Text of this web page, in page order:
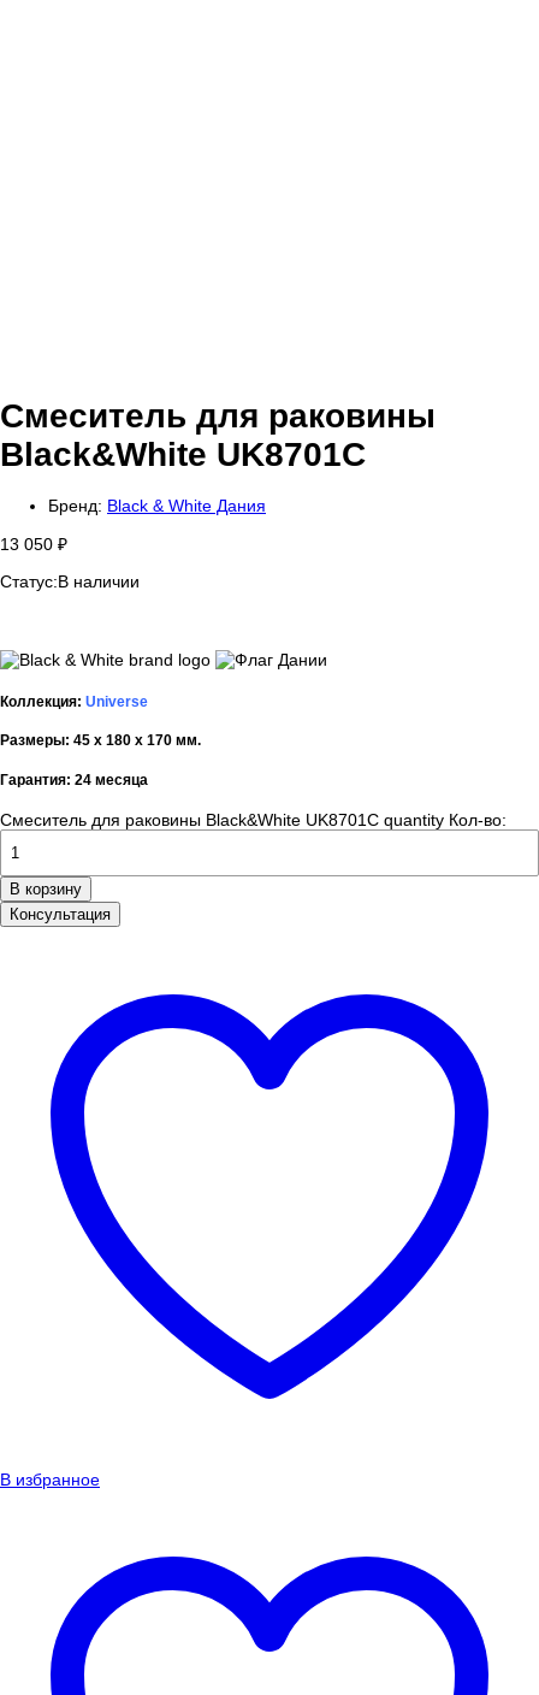
Смеситель для раковины
Black&White UK8701C
Бренд: Black & White Дания
13 050 ₽
Статус:В наличии
Коллекция: Universe
Размеры: 45 х 180 х 170 мм.
Гарантия: 24 месяца
Смеситель для раковины Black&White UK8701C quantity Кол-во:
В корзину
Консультация
В избранное